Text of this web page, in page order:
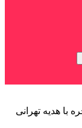
با هدیه تهرانی